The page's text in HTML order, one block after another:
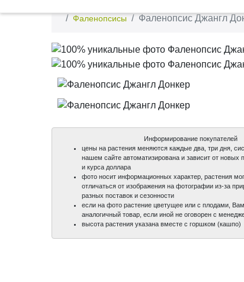
Фаленопсисы
Фаленопсис Джангл
Информирование покупателей
цены на растения меняются каждые два, три дня,
нашем сайте автоматизирована и зависит от новых
и курса доллара
фото носит информационных характер, растения
отличаться от изображения на фотографии из-за
разных поставок и сезонности
если на фото растение цветущее или с плодами,
аналогичный товар, если иной не оговорен с
высота растения указана вместе с горшком (кашпо)